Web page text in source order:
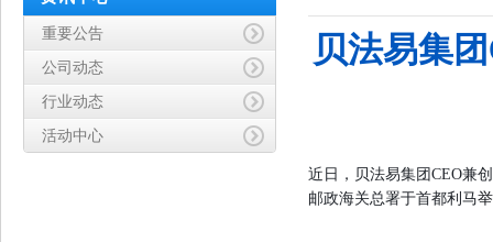
重要公告
公司动态
行业动态
活动中心
贝法易集
近日， 贝法易集团 CEO兼
邮政海关总署于首都利马